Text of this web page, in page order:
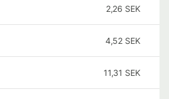
2,26 SEK
4,52 SEK
11,31 SEK